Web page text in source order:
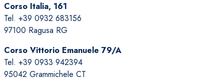
Corso Italia, 161
Tel. +39 0932 683156
97100 Ragusa RG
Corso Vittorio Emanuele 79/A
Tel. +39 0933 942394
95042 Grammichele CT